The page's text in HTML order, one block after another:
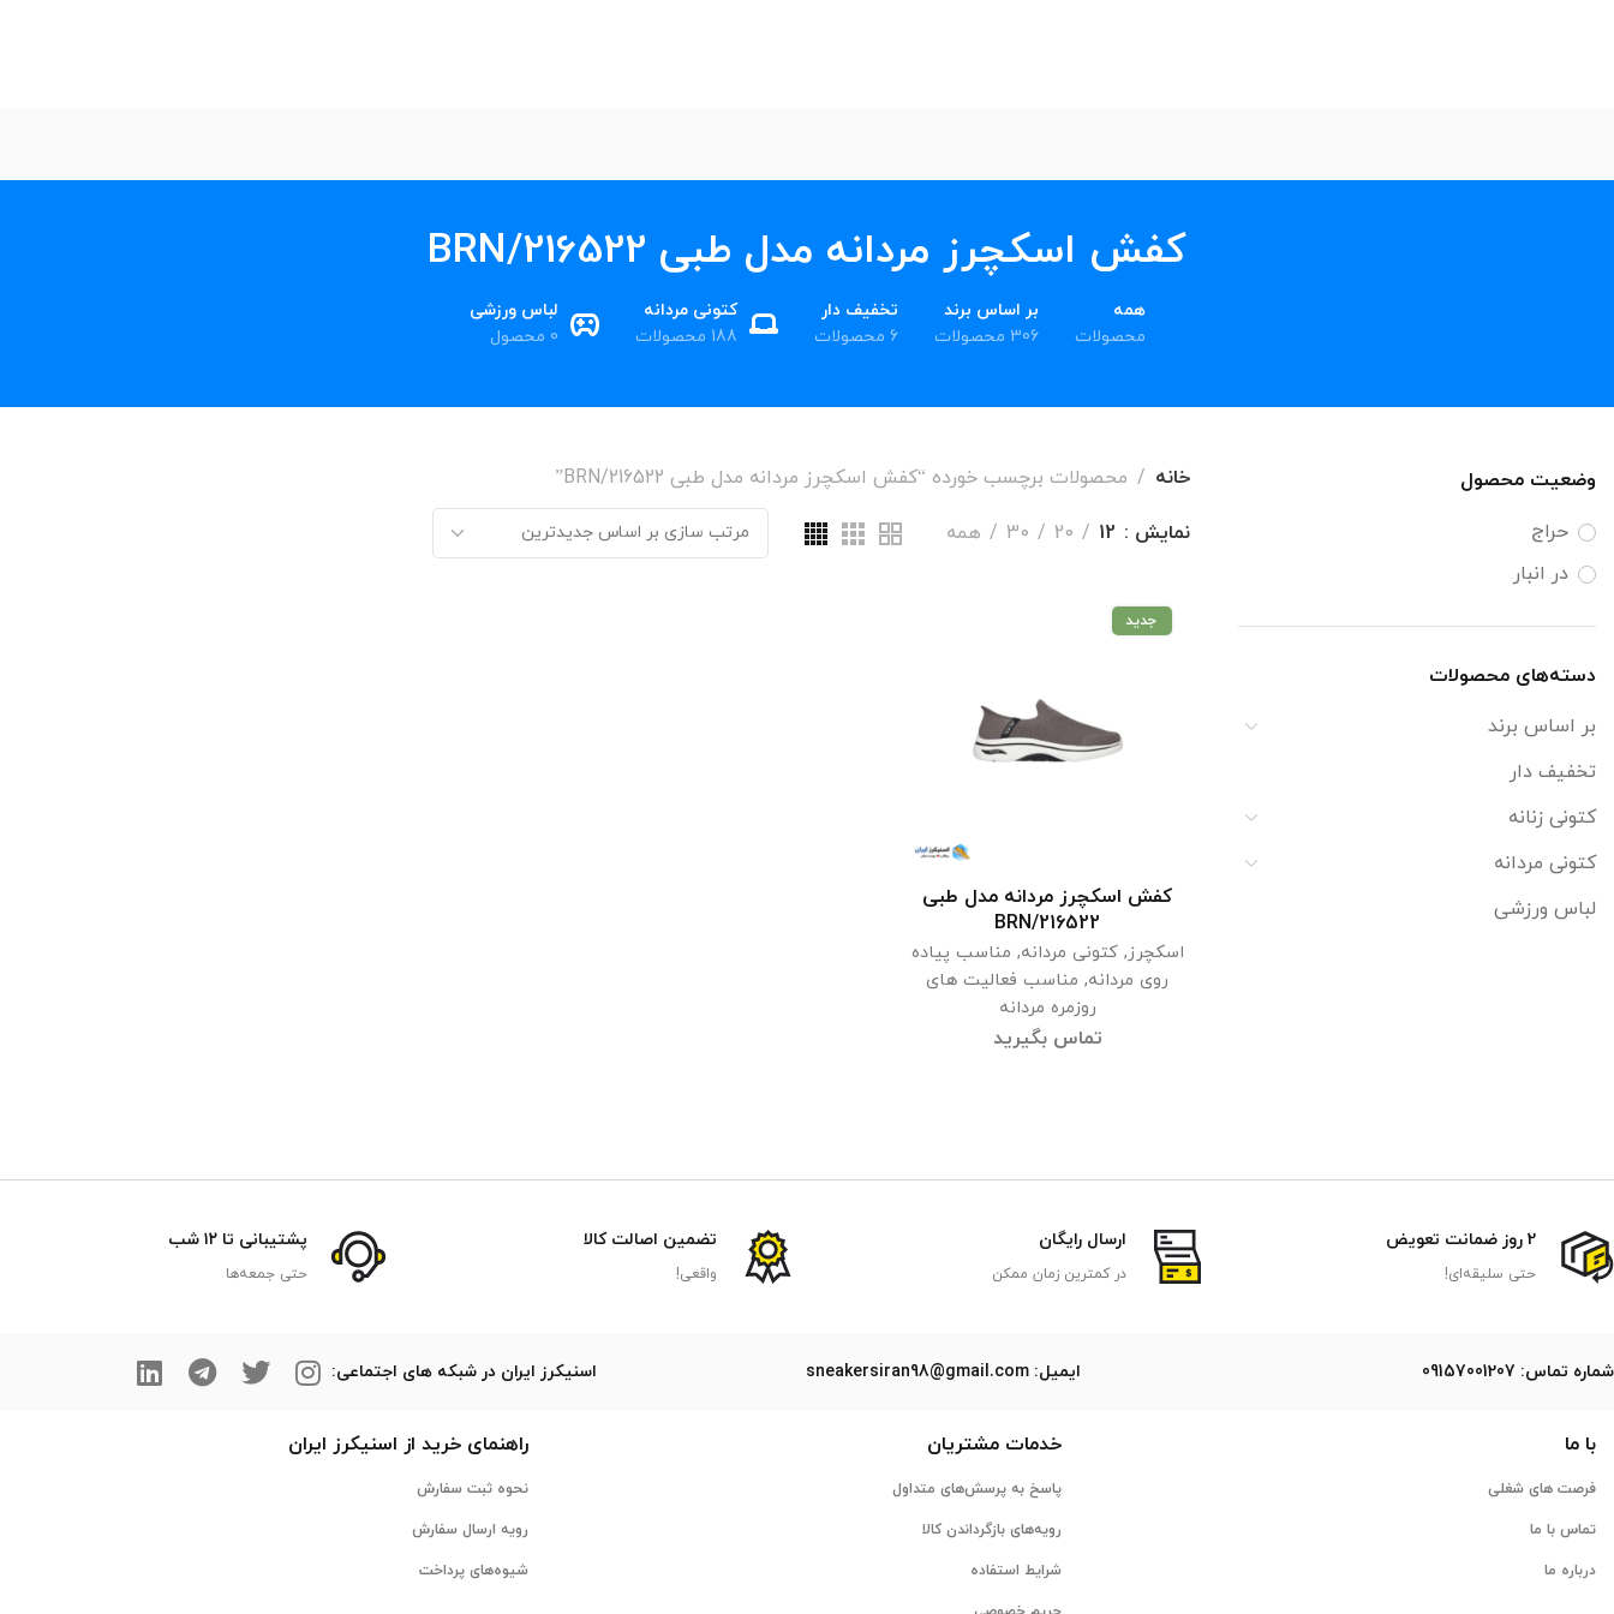
کفش اسکچرز مردانه مدل طبی 216522/BRN
همه
محصولات
بر اساس برند
306 محصولات
تخفیف دار
6 محصولات
کتونی مردانه
188 محصولات
لباس ورزشی
0 محصول
وضعیت محصول
حراج
در انبار
دسته‌های محصولات
بر اساس برند
تخفیف دار
کتونی زنانه
کتونی مردانه
لباس ورزشی
خانه محصولات برچسب خورده “کفش اسکچرز مردانه مدل طبی 216522/BRN”
نمایش 12
20
30 همه
جدید
اطلاعات بیشتر
کفش اسکچرز مردانه مدل طبی
216522/BRN
اسکچرز,کتونی مردانه, مناسب پیاده
روی مردانه, مناسب فعالیت های
روزمره مردانه
تماس بگیرید
2 روز ضمانت تعویض
حتی سلیقه‌ای!
ارسال رایگان
در کمترین زمان ممکن
تضمین اصالت کالا
واقعی!
پشتیبانی تا ۱۲ شب
حتی جمعه‌ها
ﺷﻤﺎره ﺗﻤﺎس: 09157001207 ایمیل: sneakersiran98@gmail.com اسنیکرز ایران در شبکه های اجتماعی:
با ما
فرصت های شغلی
تماس با ما
درباره ما
خدمات مشتریان
پاسخ به پرسش‌های متداول
رویه‌های بازگرداندن کالا
شرایط استفاده
راهنمای خرید از اسنیکرز ایران
نحوه ثبت سفارش
رویه ارسال سفارش
شیوه‌های پرداخت